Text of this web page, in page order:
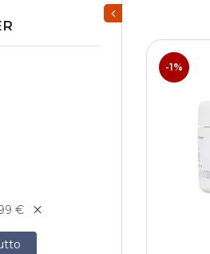
-1%
€
Mostra/Nascondi